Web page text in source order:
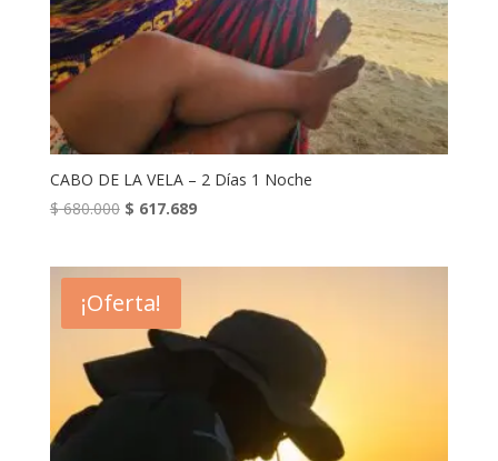
CABO DE LA VELA – 2 Días 1 Noche
$680.000 El
era:
$ 680.000.
$ 617.689El
$ 617.689.
¡Oferta!